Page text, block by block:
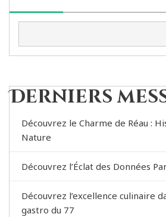
Derniers
Découvrez le Charme de Réau :
Nature
Découvrez l’Éclat des Données
Découvrez l’excellence culinaire
gastro du 77